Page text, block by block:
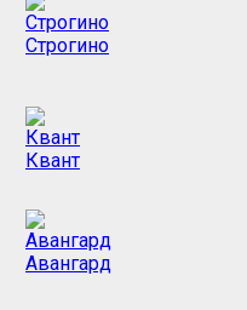
Строгино
Квант
Авангард